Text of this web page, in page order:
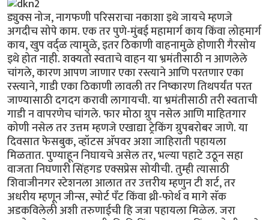
ड्युक्स नोज, नागफणी परिसराचा नकाशा इथे जायचे म्हणजे
अगदीच सोपे काम. एक तर पुणे-मुंबई महामार्ग काय किंवा लोहमार्ग
काय, खुप वर्द्ळ त्यामुळे, इतर ठिकाणी वाहनामुळे होणारी गैरसोय
इथे होत नाही. शक्यतो स्वताचे वाहन या भ्रमंतीसाठी न आणलेले
चांगले, कारण आपण जाणार एका रस्त्याने आणि परतणार एका
रस्त्याने, गाडी एका ठिकाणी लावली तर निष्कारण तिथपर्यंत परत
जाण्यासाठी दगदग करावी लागायची. या भ्रमंतीसाठी तरी स्वताची
गाडी न वापरणेच चांगले. फार मोठा ग्रुप नसेल आणि माहितगार
कोणी नसेल तर उत्तम म्हणजे एखाद्या ट्रेकिंग ग्रुपबरोबर जाणे. या
दिवसात फेसबुक, व्हॉटस अ‍ॅपवर अशा जाहिराती पहायला
मिळतात. पुण्याहून निघायचे असेल तर, भल्या पहाटे उठून सहा
वाजता निघणारी सिंहगड एक्सप्रेस सोयीची. तुम्ही त्यासाठी
शिवाजीनगर स्टेशनला आलात तर उत्तरीय म्हणुन टी शर्ट, तर
अधरीय म्हणून जीन्स, स्पोर्ट पँट किंवा थ्री-फोर्थ व मागे सॅक
अडकविलेली अशी तरुणाईची हि जत्रा पहायला मिळेल. जरा